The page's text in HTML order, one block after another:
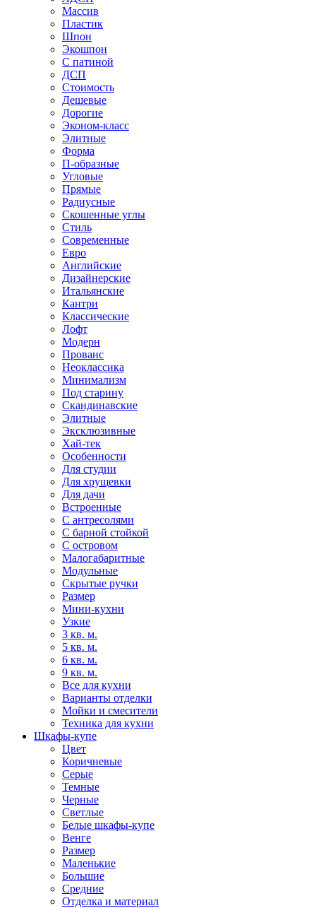
Массив
Пластик
Шпон
Экошпон
С патиной
ДСП
Стоимость
Дешевые
Дорогие
Эконом-класс
Элитные
Форма
П-образные
Угловые
Прямые
Радиусные
Скошенные углы
Стиль
Современные
Евро
Английские
Дизайнерские
Итальянские
Кантри
Классические
Лофт
Модерн
Прованс
Неоклассика
Минимализм
Под старину
Скандинавские
Элитные
Эксклюзивные
Хай-тек
Особенности
Для студии
Для хрущевки
Для дачи
Встроенные
С антресолями
С барной стойкой
С островом
Малогабаритные
Модульные
Скрытые ручки
Размер
Мини-кухни
Узкие
3 кв. м.
5 кв. м.
6 кв. м.
9 кв. м.
Все для кухни
Варианты отделки
Мойки и смесители
Техника для кухни
Шкафы-купе
Цвет
Коричневые
Серые
Темные
Черные
Светлые
Белые шкафы-купе
Венге
Размер
Маленькие
Большие
Средние
Отделка и материал